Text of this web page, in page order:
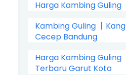
Harga Kambing Guling
Kambing Guling 丨Kang
Cecep Bandung
Harga Kambing Guling
Terbaru Garut Kota